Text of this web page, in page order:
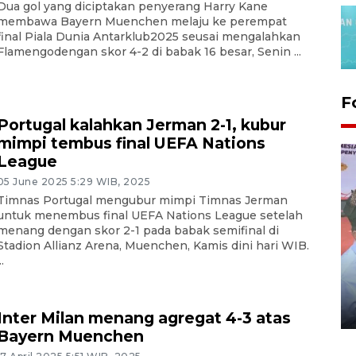
gol yang diciptakan penyerang Harry Kane
Bayern Muenchen melaju ke perempat
Piala Dunia Antarklub2025 seusai mengalahkan
skor 4-2 di babak 16 besar, Senin ...
kalahkan Jerman 2-1, kubur
tembus final UEFA Nations
June 2025 5:29 WIB, 2025
Portugal mengubur mimpi Timnas Jerman
menembus final UEFA Nations League setelah
dengan skor 2-1 pada babak semifinal di
Allianz Arena, Muenchen, Kamis dini hari WIB.
Milan menang agregat 4-3 atas
Muenchen